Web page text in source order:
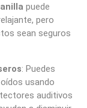
puede
pero
sean seguros
: Puedes
usando
auditivos